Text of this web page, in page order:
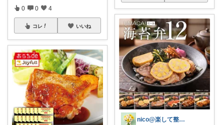
0 0 4
コレ いいね
nico@楽して整う暮らし